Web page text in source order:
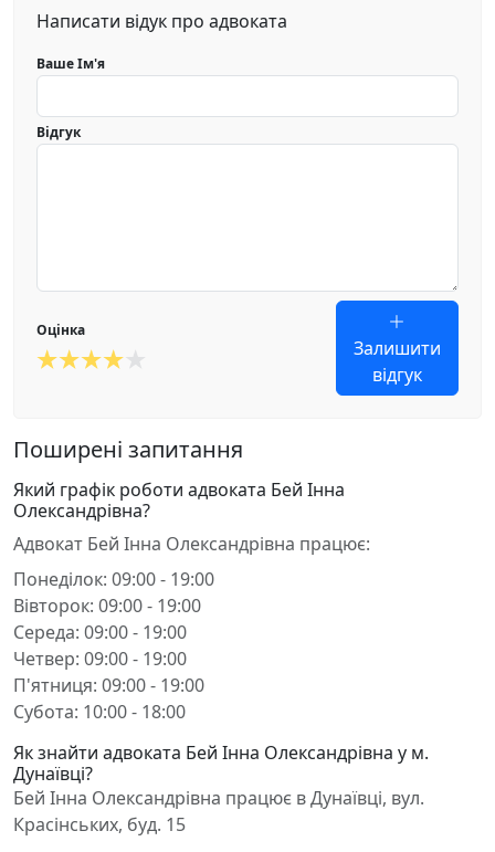
Написати відук про адвоката
Ваше Ім'я
Відгук
Оцінка
Залишити
відгук
Поширені запитання
Який графік роботи адвоката Бей Інна
Олександрівна?
Адвокат Бей Інна Олександрівна працює:
Понеділок: 09:00 - 19:00
Вівторок: 09:00 - 19:00
Середа: 09:00 - 19:00
Четвер: 09:00 - 19:00
П'ятниця: 09:00 - 19:00
Субота: 10:00 - 18:00
Як знайти адвоката Бей Інна Олександрівна у м.
Дунаївці?
Бей Інна Олександрівна працює в Дунаївці, вул.
Красінських, буд. 15